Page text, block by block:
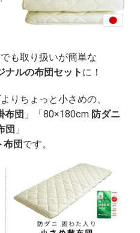
も取り扱いが簡単な
ナルの布団セット に！
りちょっと小さめの、
布団 」「80×180cm 防ダニ
団 」
布団 です。